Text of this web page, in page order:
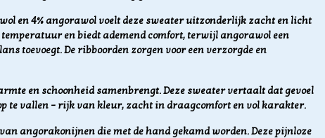
en 4% angorawol voelt deze sweater uitzonderlijk zacht en licht
en biedt ademend comfort, terwijl angorawol een
toevoegt. De ribboorden zorgen voor een verzorgde en
en schoonheid samenbrengt. Deze sweater vertaalt dat gevoel
te vallen – rijk van kleur, zacht in draagcomfort en vol karakter.
angorakonijnen die met de hand gekamd worden. Deze pijnloze